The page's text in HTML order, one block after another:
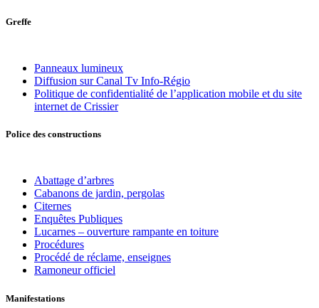
Greffe
Panneaux lumineux
Diffusion sur Canal Tv Info-Régio
Politique de confidentialité de l’application mobile et du site
internet de Crissier
Police des constructions
Abattage d’arbres
Cabanons de jardin, pergolas
Citernes
Enquêtes Publiques
Lucarnes – ouverture rampante en toiture
Procédures
Procédé de réclame, enseignes
Ramoneur officiel
Manifestations